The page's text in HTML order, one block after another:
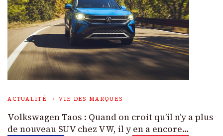
ACTUALITÉ VIE DES MARQUES
Volkswagen Taos : Quand on croit qu’il n’y a plus
de nouveau SUV chez VW, il y en a encore…